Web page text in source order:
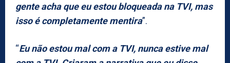
gente acha que eu estou bloqueada na TVI, mas
isso é completamente mentira”.
“Eu não estou mal com a TVI, nunca estive mal